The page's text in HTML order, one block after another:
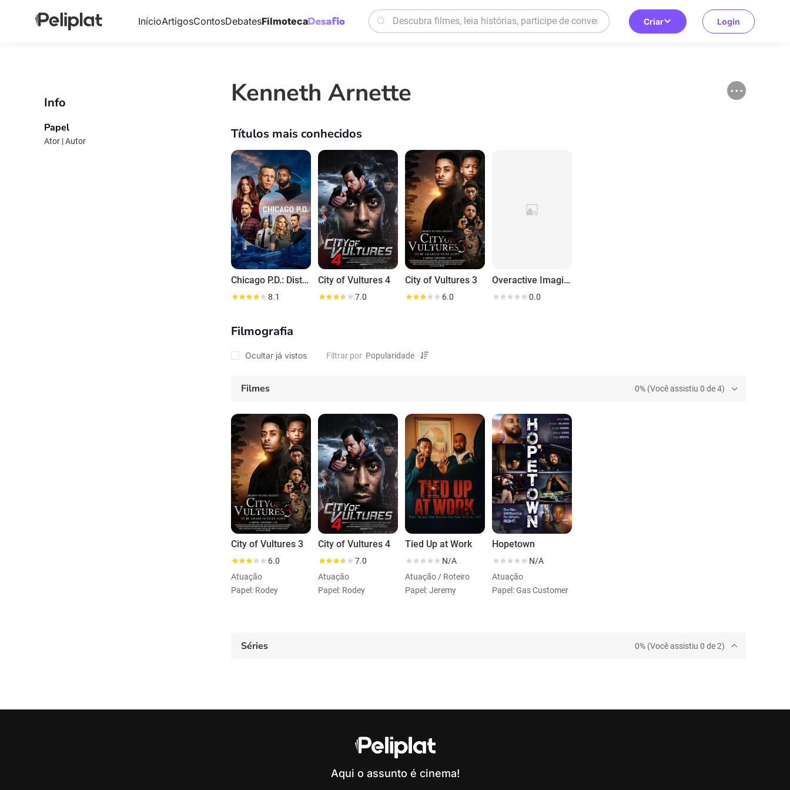
InícioArtigosContosDebatesFilmoteca Criar Login
Info
Papel
Ator | Autor
Kenneth Arnette
Títulos mais conhecidos
Chicago P.D.: Distrito 21
8.1
City of Vultures 4
7.0
City of Vultures 3
6.0
Overactive Imagination
0.0
Filmografia
Ocultar já vistos Filtrar por
Filmes 0% (Você assistiu 0 de 4)
City of Vultures 3
6.0
Atuação
Papel: Rodey
City of Vultures 4
7.0
Atuação
Papel: Rodey
Tied Up at Work
N/A
Atuação / Roteiro
Papel: Jeremy
Hopetown
N/A
Atuação
Papel: Gas Customer
Séries 0% (Você assistiu 0 de 2)
Aqui o assunto é cinema!